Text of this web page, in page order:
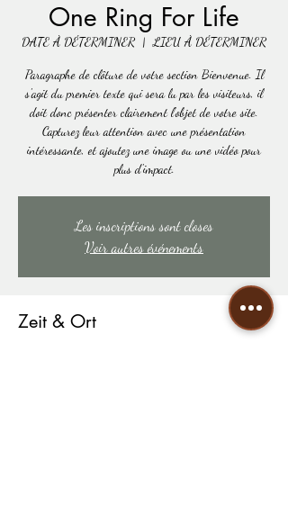
One Ring For Life
DATE À DÉTERMINER
  |
LIEU À DÉTERMINER
Paragraphe de clôture de votre section Bienvenue. Il
s'agit du premier texte qui sera lu par les visiteurs, il
doit donc présenter clairement l'objet de votre site.
Capturez leur attention avec une présentation
intéressante, et ajoutez une image ou une vidéo pour
plus d'impact.
Les inscriptions sont closes
Voir autres événements
Zeit & Ort